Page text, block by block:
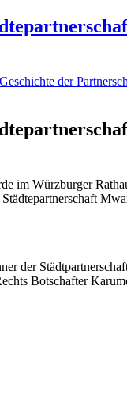
Geschichte der
im Würzburger